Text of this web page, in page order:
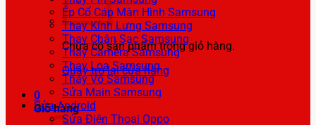
Chưa có sản phẩm trong giỏ hàng.
Quay trở lại cửa hàng
0
Giỏ hàng
Ép Cổ Cáp Màn Hình Samsung
Thay Kính Lưng Samsung
Thay Chân Sạc Samsung
Thay Camera Samsung
Thay Loa Samsung
Thay Vỏ Samsung
Sửa Main Samsung
Sửa Android
Sửa Điện Thoại Oppo